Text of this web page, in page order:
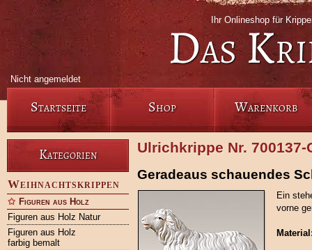
Ihr Onlineshop für
Das
Nicht angemeldet
Startseite Shop Warenkorb
Kategorien
Weihnachtskrippen
Figuren aus Holz
Figuren aus Holz Natur
Figuren aus Holz
farbig bemalt
Ulrichkrippe Nr.
Geradeaus schauendes
Ein
vorne